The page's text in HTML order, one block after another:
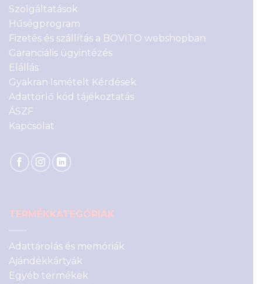
Szolgáltatások
Hűségprogram
Fizetés és szállítás a BOVITO webshopban
Garanciális ügyintézés
Elállás
Gyakran Ismételt Kérdések
Adattörlő kód tájékoztatás
ÁSZF
Kapcsolat
TERMÉKKATEGÓRIÁK
Adattárolás és memóriák
Ajándékkártyák
Egyéb termékek